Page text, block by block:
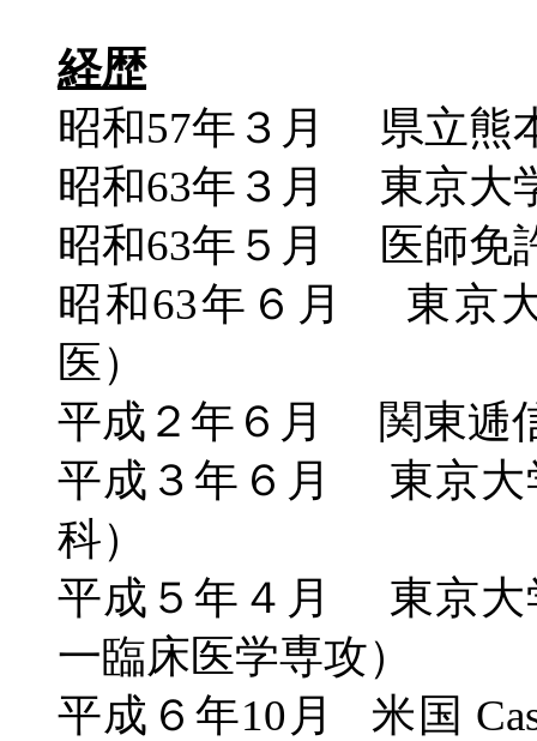
経歴
昭和57年３月 県立熊
昭和63年３月 東京大
昭和63年５月 医師免
昭和63年６月 東京
医）
平成２年６月 関東逓
平成３年６月 東京大
科）
平成５年４月 東京大
一臨床医学専攻）
平成６年10月 米国